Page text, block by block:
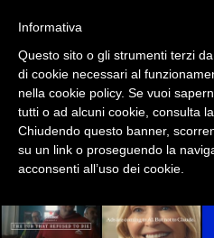
EVENTI
MOBILE
PROMOZIONI
PRODOTTI
Informativa
Questo sito o gli strumenti terzi
di cookie necessari al
nella cookie policy. Se vuoi
tutti o ad alcuni cookie, consulta la
Chiudendo questo banner,
su un link o proseguendo la
acconsenti all’uso dei cookie.